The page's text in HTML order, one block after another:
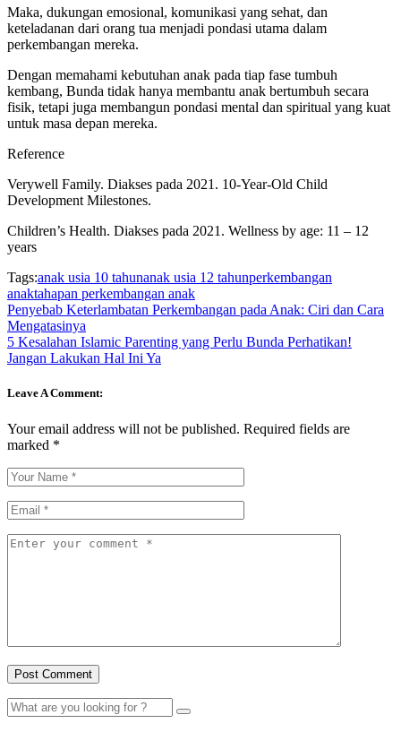
Maka, dukungan emosional, komunikasi yang sehat, dan
keteladanan dari orang tua menjadi pondasi utama dalam
perkembangan mereka.
Dengan memahami kebutuhan anak pada tiap fase tumbuh
kembang, Bunda tidak hanya membantu anak bertumbuh secara
fisik, tetapi juga membangun pondasi mental dan spiritual yang kuat
untuk masa depan mereka.
Reference
Verywell Family. Diakses pada 2021. 10-Year-Old Child
Development Milestones.
Children’s Health. Diakses pada 2021. Wellness by age: 11 – 12
years
Tags:anak usia 10 tahunanak usia 12 tahunperkembangan
anaktahapan perkembangan anak
Penyebab Keterlambatan Perkembangan pada Anak: Ciri dan Cara
Mengatasinya
5 Kesalahan Islamic Parenting yang Perlu Bunda Perhatikan!
Jangan Lakukan Hal Ini Ya
Leave A Comment:
Your email address will not be published. Required fields are
marked *